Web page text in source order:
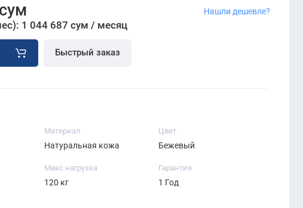
1 044 687 сум / месяц
Быстрый заказ
Нашли дешевле?
Материал
Натуральная кожа
Цвет
Бежевый
Макс нагрузка
120 кг
Гарантия
1 Год